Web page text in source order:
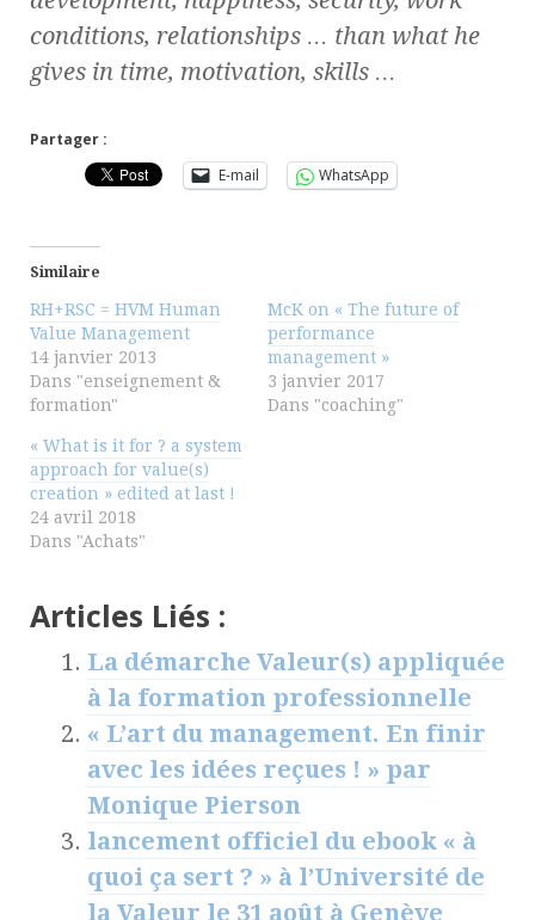
conditions, relationships … than what he
gives in time, motivation, skills …
Partager :
E-mail
WhatsApp
Similaire
RH+RSC = HVM Human
Value Management
14 janvier 2013
Dans "enseignement &
formation"
McK on « The future of
performance
management »
3 janvier 2017
Dans "coaching"
« What is it for ? a system
approach for value(s)
creation » edited at last !
24 avril 2018
Dans "Achats"
Articles Liés :
La démarche Valeur(s) appliquée
à la formation professionnelle
« L’art du management. En finir
avec les idées reçues ! » par
Monique Pierson
lancement officiel du ebook « à
quoi ça sert ? » à l’Université de
la Valeur le 31 août à Genève